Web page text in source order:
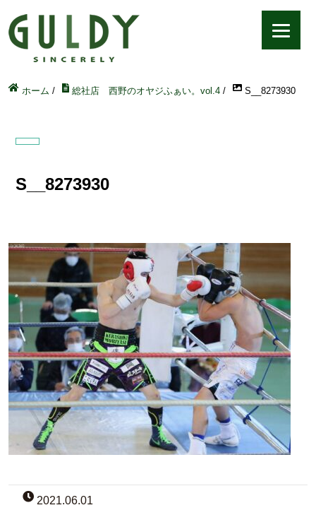
ホーム / 総社店 西野のオヤジふぁい。vol.4 / S__8273930
S__8273930
2021.06.01